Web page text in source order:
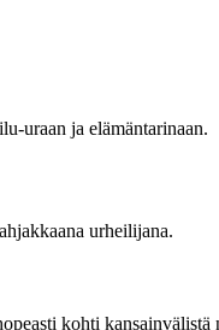
uraan ja elämäntarinaan.
urheilijana.
kohti kansainvälistä